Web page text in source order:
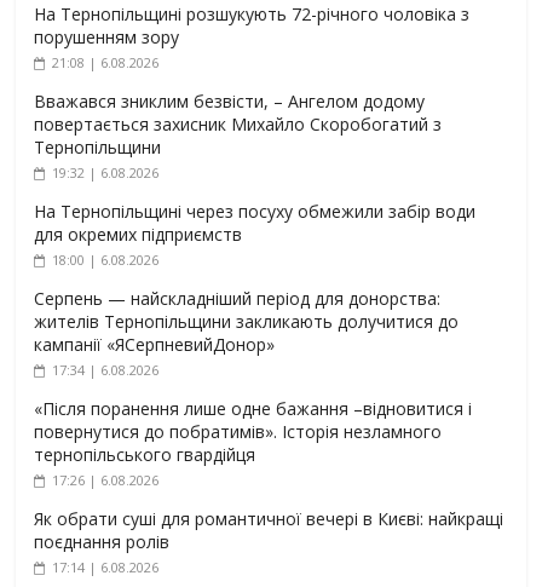
На Тернопільщині розшукують 72-річного чоловіка з
порушенням зору
21:08 | 6.08.2026
Вважався зниклим безвісти, – Ангелом додому
повертається захисник Михайло Скоробогатий з
Тернопільщини
19:32 | 6.08.2026
На Тернопільщині через посуху обмежили забір води
для окремих підприємств
18:00 | 6.08.2026
Серпень — найскладніший період для донорства:
жителів Тернопільщини закликають долучитися до
кампанії «ЯСерпневийДонор»
17:34 | 6.08.2026
«Після поранення лише одне бажання –відновитися і
повернутися до побратимів». Історія незламного
тернопільського гвардійця
17:26 | 6.08.2026
Як обрати суші для романтичної вечері в Києві: найкращі
поєднання ролів
17:14 | 6.08.2026